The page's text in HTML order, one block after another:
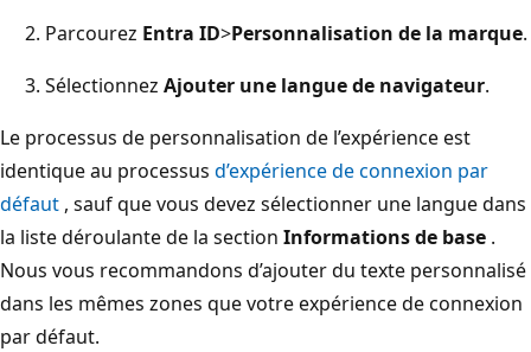
Parcourez Entra ID>Personnalisation de la marque.
Sélectionnez Ajouter une langue de navigateur.
Le processus de personnalisation de l’expérience est
identique au processus d’expérience de connexion par
défaut , sauf que vous devez sélectionner une langue dans
la liste déroulante de la section Informations de base .
Nous vous recommandons d’ajouter du texte personnalisé
dans les mêmes zones que votre expérience de connexion
par défaut.